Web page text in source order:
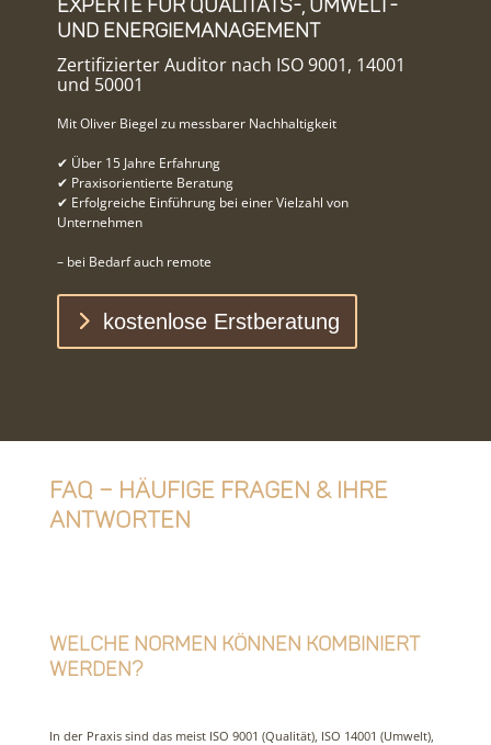
Experte für Qualitäts-, Umwelt-
und Energiemanagement
Zertifizierter Auditor nach ISO 9001, 14001
und 50001
Mit Oliver Biegel zu messbarer Nachhaltigkeit
✔ Über 15 Jahre Erfahrung
✔ Praxisorientierte Beratung
✔ Erfolgreiche Einführung bei einer Vielzahl von
Unternehmen
– bei Bedarf auch remote
kostenlose Erstberatung
FAQ – Häufige Fragen & Ihre
Antworten
Welche Normen können kombiniert
werden?
In der Praxis sind das meist ISO 9001 (Qualität), ISO 14001 (Umwelt),